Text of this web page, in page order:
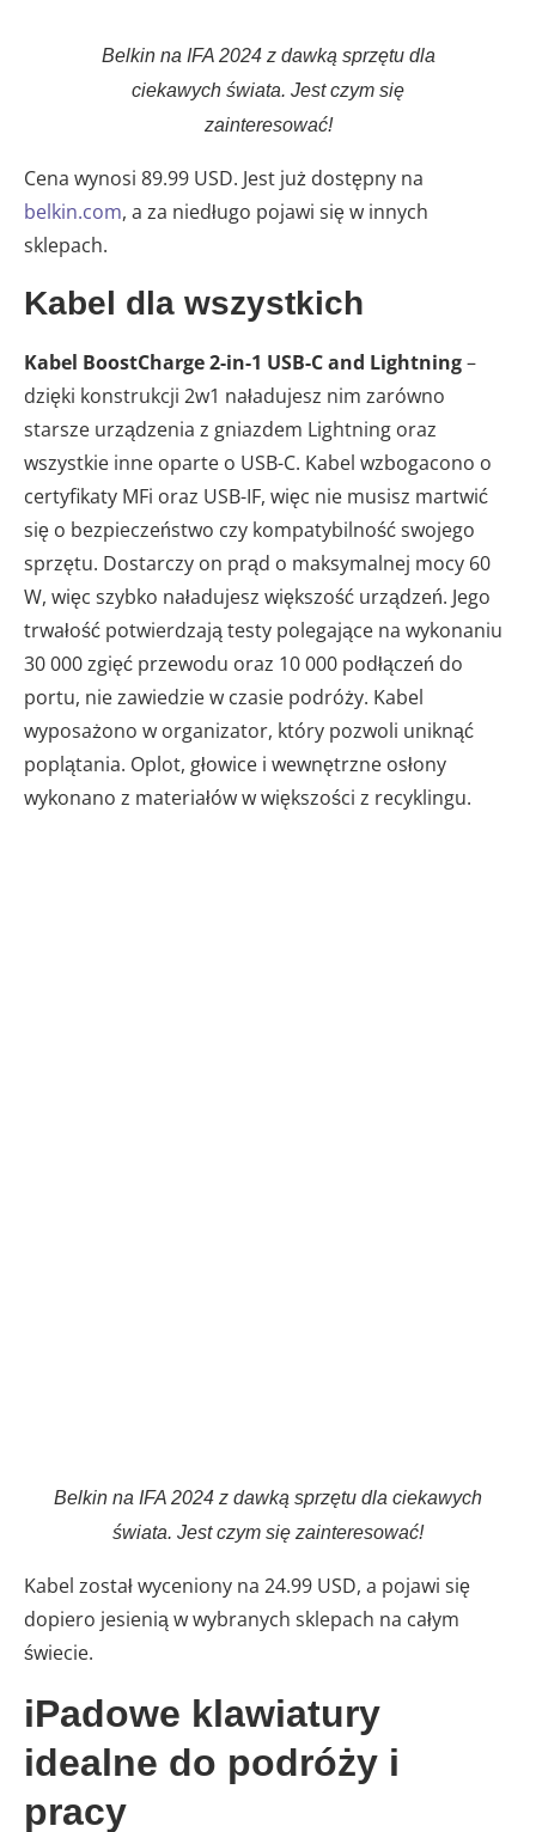
Belkin na IFA 2024 z dawką sprzętu dla
ciekawych świata. Jest czym się
zainteresować!
Cena wynosi 89.99 USD. Jest już dostępny na
belkin.com, a za niedługo pojawi się w innych
sklepach.
Kabel dla wszystkich
Kabel BoostCharge 2-in-1 USB-C and Lightning–
dzięki konstrukcji 2w1 naładujesz nim zarówno
starsze urządzenia z gniazdem Lightning oraz
wszystkie inne oparte o USB-C. Kabel wzbogacono o
certyfikaty MFi oraz USB-IF, więc nie musisz martwić
się o bezpieczeństwo czy kompatybilność swojego
sprzętu. Dostarczy on prąd o maksymalnej mocy 60
W, więc szybko naładujesz większość urządzeń. Jego
trwałość potwierdzają testy polegające na wykonaniu
30 000 zgięć przewodu oraz 10 000 podłączeń do
portu, nie zawiedzie w czasie podróży. Kabel
wyposażono w organizator, który pozwoli uniknąć
poplątania. Oplot, głowice i wewnętrzne osłony
wykonano z materiałów w większości z recyklingu.
Belkin na IFA 2024 z dawką sprzętu dla ciekawych
świata. Jest czym się zainteresować!
Kabel został wyceniony na 24.99 USD, a pojawi się
dopiero jesienią w wybranych sklepach na całym
świecie.
iPadowe klawiatury
idealne do podróży i
pracy